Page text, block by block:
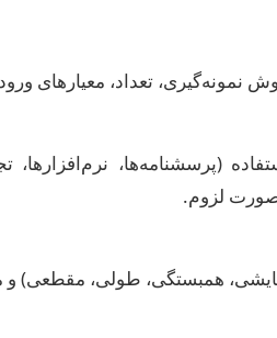
نمونه‌گیری، تعداد، معیارهای
(پرسشنامه‌ها، نرم‌افزارها،
همبستگی، طولی، مقطعی) و